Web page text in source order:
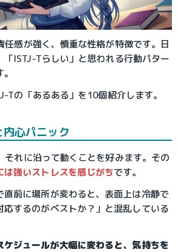
任感が強く、慎重な性格が特徴です。日
「ISTJ-Tらしい」と思われる行動パター
Tの「あるある」を10個紹介します。
心パニック
それに沿って動くことを好みます。その
は強いストレスを感じがちです。
直前に場所が変わると、表面上は冷静で
応するのがベストか？」と混乱している
ケジュールが大幅に変わると、気持ちを